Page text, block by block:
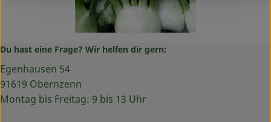
Du hast eine Frage? Wir helfen dir gern:
Egenhausen 54
91619 Obernzenn
Montag bis Freitag: 9 bis 13 Uhr